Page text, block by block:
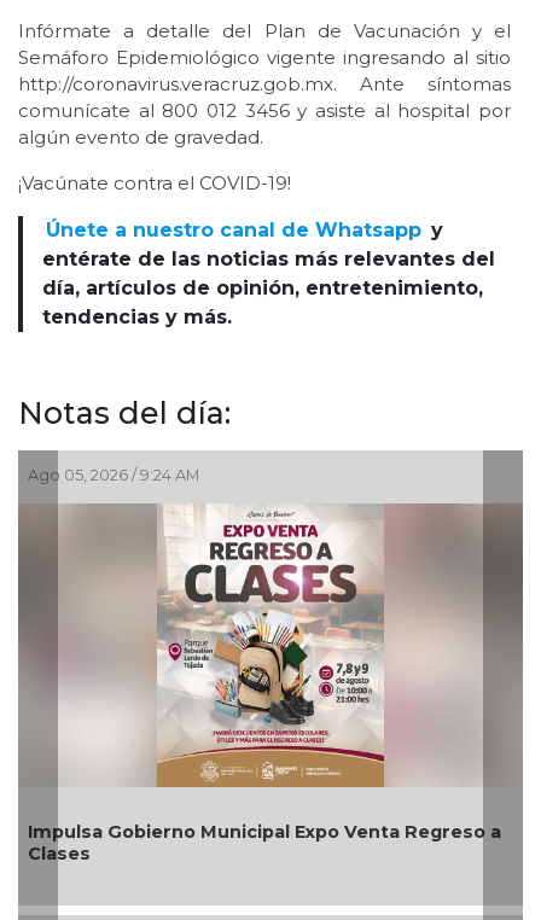
Infórmate a detalle del Plan de Vacunación y el
Semáforo Epidemiológico vigente ingresando al sitio
http://coronavirus.veracruz.gob.mx. Ante síntomas
comunícate al 800 012 3456 y asiste al hospital por
algún evento de gravedad.
¡Vacúnate contra el COVID-19!
Únete a nuestro canal de Whatsapp y
entérate de las noticias más relevantes del
día, artículos de opinión, entretenimiento,
tendencias y más.
Notas del día:
Regreso a
Ago 03, 2026 / 7:59 PM
Aplicará CMAS el Programa de Tandeo